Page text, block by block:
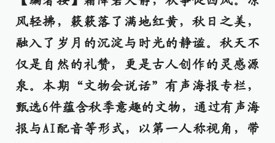
风轻拂，簌簌落了满地红黄，秋日之美，
融入了岁月的沉淀与时光的静谧。秋天不
仅是自然的礼赞，更是古人创作的灵感源
泉。本期“文物会说话”有声海报专栏，
甄选6件蕴含秋季意趣的文物，通过有声海
报与AI配音等形式，以第一人称视角，带